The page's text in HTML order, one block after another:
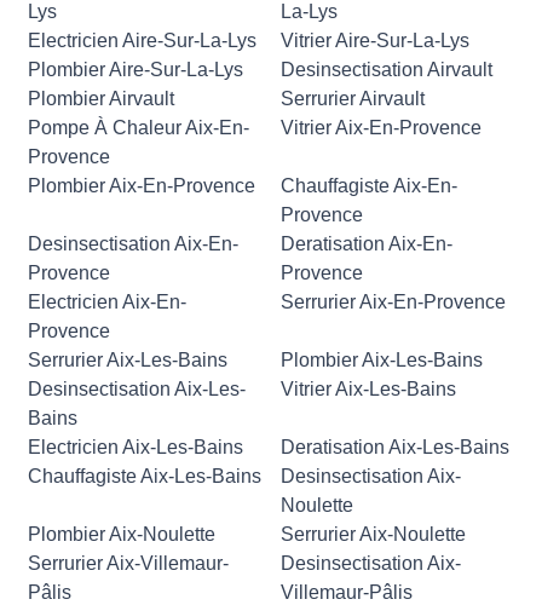
Lys
La-Lys
Electricien Aire-Sur-La-Lys
Vitrier Aire-Sur-La-Lys
Plombier Aire-Sur-La-Lys
Desinsectisation Airvault
Plombier Airvault
Serrurier Airvault
Pompe À Chaleur Aix-En-
Provence
Vitrier Aix-En-Provence
Plombier Aix-En-Provence
Chauffagiste Aix-En-
Provence
Desinsectisation Aix-En-
Provence
Deratisation Aix-En-
Provence
Electricien Aix-En-
Provence
Serrurier Aix-En-Provence
Serrurier Aix-Les-Bains
Plombier Aix-Les-Bains
Desinsectisation Aix-Les-
Bains
Vitrier Aix-Les-Bains
Electricien Aix-Les-Bains
Deratisation Aix-Les-Bains
Chauffagiste Aix-Les-Bains
Desinsectisation Aix-
Noulette
Plombier Aix-Noulette
Serrurier Aix-Noulette
Serrurier Aix-Villemaur-
Pâlis
Desinsectisation Aix-
Villemaur-Pâlis